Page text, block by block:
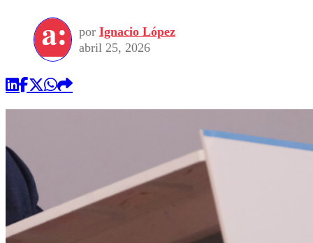
por Ignacio López
abril 25, 2026